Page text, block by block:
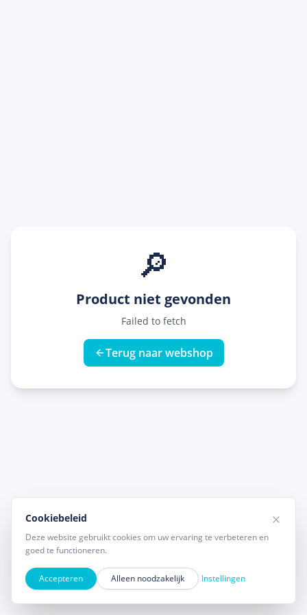
🔎
Product niet gevonden
Failed to fetch
Terug naar webshop
Cookiebeleid
Deze website gebruikt cookies om uw ervaring te verbeteren en
goed te functioneren.
Accepteren Alleen noodzakelijk Instellingen